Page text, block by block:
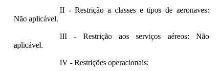
II - Restrição a classes e tipos de aeronaves:
Não aplicável.
III - Restrição aos serviços aéreos: Não
aplicável.
IV - Restrições operacionais: